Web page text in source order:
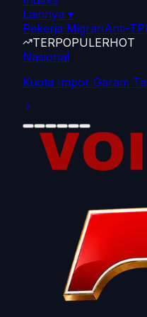
Lainnya ▾
Pekerja MigranAnti-
TERPOPULERHOT
Nasional
Kuota Impor Garam